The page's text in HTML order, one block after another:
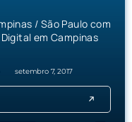
/ São Paulo com
em Campinas
setembro 7, 2017